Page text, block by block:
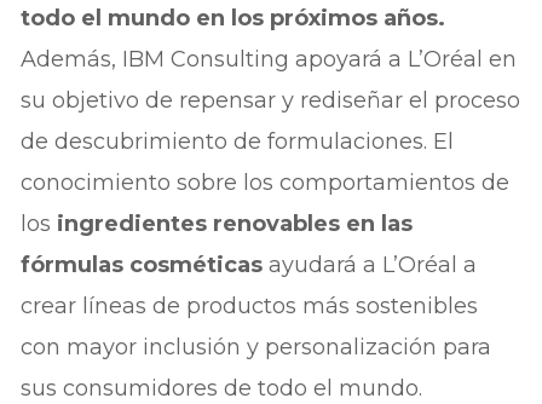
todo el mundo en los próximos años.
Además, IBM Consulting apoyará a L’Oréal en
su objetivo de repensar y rediseñar el proceso
de descubrimiento de formulaciones. El
conocimiento sobre los comportamientos de
los ingredientes renovables en las
fórmulas cosméticasayudará a L’Oréal a
crear líneas de productos más sostenibles
con mayor inclusión y personalización para
sus consumidores de todo el mundo.